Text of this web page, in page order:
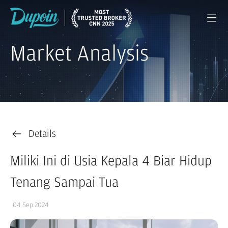
Market Analysis
Details
Miliki Ini di Usia Kepala 4 Biar Hidup
Tenang Sampai Tua
04 Sep 2024